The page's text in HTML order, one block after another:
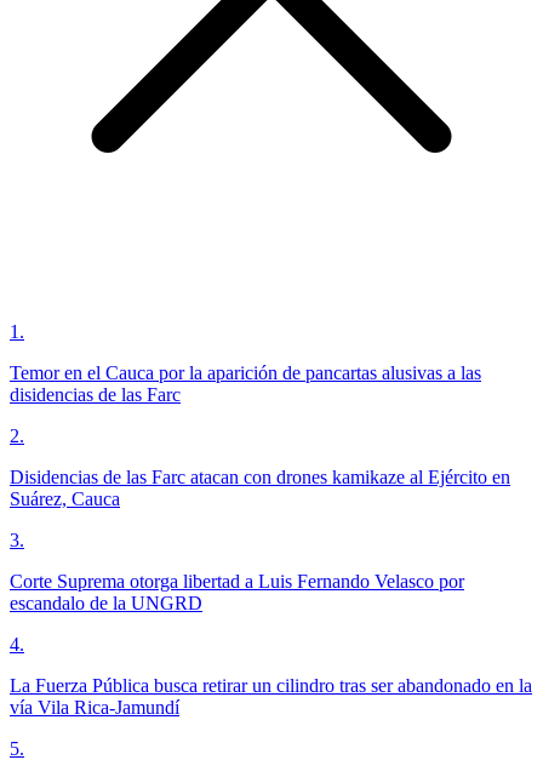
1 .
Temor en el Cauca por la aparición de pancartas alusivas a las
disidencias de las Farc
2.
Disidencias de las Farc atacan con drones kamikaze al Ejército en
Suárez, Cauca
3.
Corte Suprema otorga libertad a Luis Fernando Velasco por
escandalo de la UNGRD
4.
La Fuerza Pública busca retirar un cilindro tras ser abandonado en la
vía Vila Rica-Jamundí
5.